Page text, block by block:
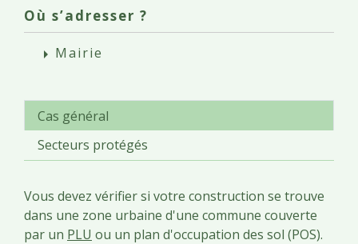
Où s’adresser ?
arrow_right Mairie
Cas général
Secteurs protégés
Vous devez vérifier si votre construction se trouve
dans une zone urbaine d'une commune couverte
par un PLU ou un plan d'occupation des sol (POS).